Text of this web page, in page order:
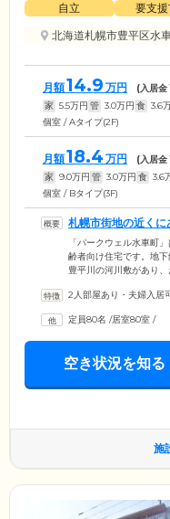
自立 要支援
北海道札幌市豊平区水
月額14.9 万円 (入居金
家 5.5万円 管 3.0万円 食 3.6
個室 / Aタイプ(2F)
月額18.4 万円 (入居金
家 9.0万円 管 3.0万円 食 3.6
個室 / Bタイプ(3F)
札幌市街地の近くに
いです
「パークウェル水車町
齢者向け住宅です。地
豊平川の河川敷があり
立地でもあります。サ
の住まいのことです。
フによる健康状態確認
2人部屋あり・夫婦入居
定員80名 /居室80室 /
空き状況を知る
施